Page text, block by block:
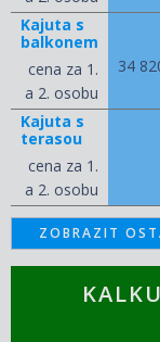
Kajuta s
balkonem
cena za 1.
a 2. osobu
34
Kajuta s
terasou
cena za 1.
a 2. osobu
ZOBRAZIT